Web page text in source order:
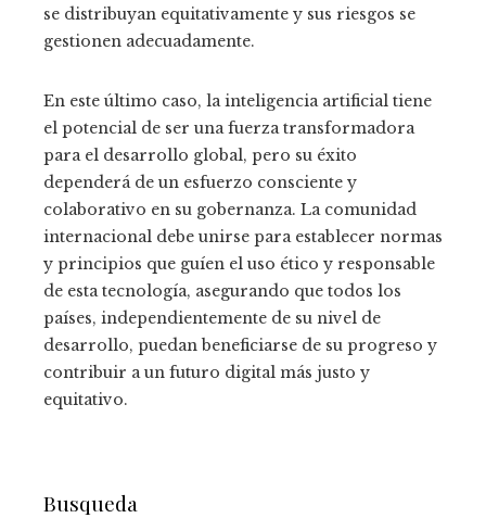
se distribuyan equitativamente y sus riesgos se
gestionen adecuadamente.
En este último caso, la inteligencia artificial tiene
el potencial de ser una fuerza transformadora
para el desarrollo global, pero su éxito
dependerá de un esfuerzo consciente y
colaborativo en su gobernanza. La comunidad
internacional debe unirse para establecer normas
y principios que guíen el uso ético y responsable
de esta tecnología, asegurando que todos los
países, independientemente de su nivel de
desarrollo, puedan beneficiarse de su progreso y
contribuir a un futuro digital más justo y
equitativo.
Busqueda